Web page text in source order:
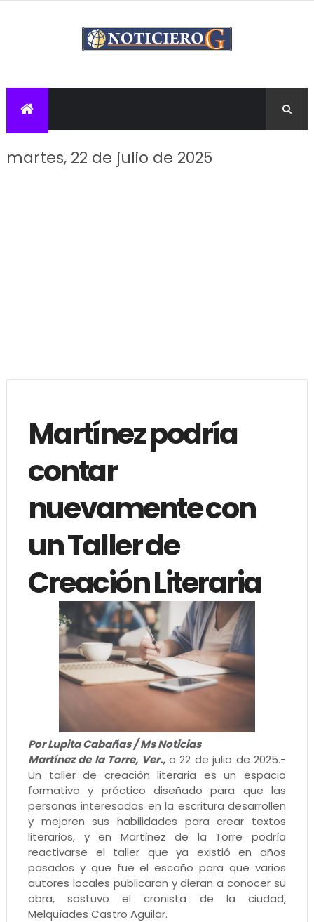
martes, 22 de julio de 2025
Martínez podría
contar
nuevamente con
un Taller de
Creación Literaria
Por Lupita Cabañas / Ms Noticias
Martínez de la Torre, Ver., a 22 de julio de 2025.-
Un taller de creación literaria es un espacio
formativo y práctico diseñado para que las
personas interesadas en la escritura desarrollen
y mejoren sus habilidades para crear textos
literarios, y en Martínez de la Torre podría
reactivarse el taller que ya existió en años
pasados y que fue el escaño para que varios
autores locales publicaran y dieran a conocer su
obra, sostuvo el cronista de la ciudad,
Melquíades Castro Aguilar.